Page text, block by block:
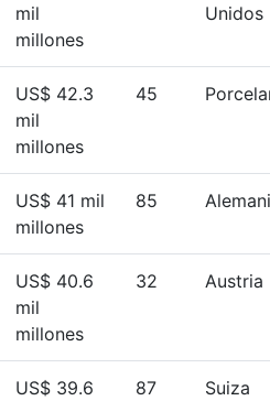
mil
millones
Unidos
US$ 42.3
mil
millones
45
US$ 41 mil
millones
85
US$ 40.6
mil
millones
32 Austria
US$ 39.6
87 Suiza